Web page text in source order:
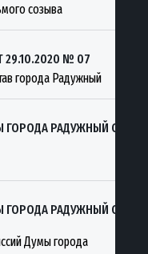
созыва
№ 07
города Радужный
РАДУЖНЫЙ ОТ
РАДУЖНЫЙ ОТ
Думы города